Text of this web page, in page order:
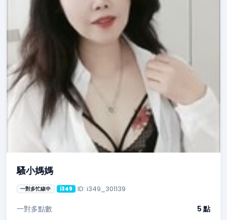
騷小媽媽
一對多忙線中 i349 ID: i349_301139
一對多點數 5 點